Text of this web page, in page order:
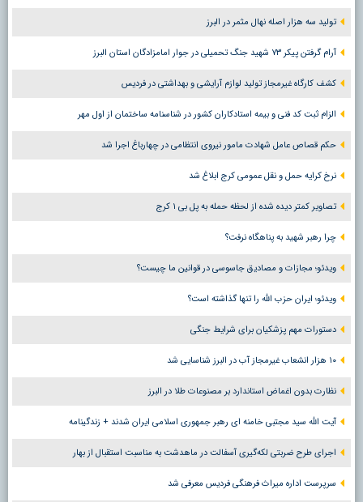
تولید سه هزار اصله نهال مثمر در البرز
آرام گرفتن پیکر ۷۳ شهید جنگ تحمیلی در جوار امامزادگان استان البرز
کشف کارگاه غیرمجاز تولید لوازم آرایشی و بهداشتی در فردیس
الزام ثبت کد فنی و بیمه استادکاران کشور در شناسنامه ساختمان از اول مهر
حکم قصاص عامل شهادت مامور نیروی انتظامی در چهارباغ اجرا شد
نرخ کرایه حمل و نقل عمومی کرج ابلاغ شد
تصاویر کمتر دیده شده از لحظه حمله به پل بی ۱ کرج
چرا رهبر شهید به پناهگاه نرفت؟
ویدئو؛ مجازات و مصادیق جاسوسی در قوانین ما چیست؟
ویدئو؛ ایران حزب الله را تنها گذاشته است؟
دستورات مهم پزشکیان برای شرایط جنگی
۱۰ هزار انشعاب غیرمجاز آب در البرز شناسایی شد
نظارت بدون اغماض استاندارد بر مصنوعات طلا در البرز
آیت الله سید مجتبی خامنه ای رهبر جمهوری اسلامی ایران شدند + زندگینامه
اجرای طرح ضربتی لکه‌گیری آسفالت در ماهدشت به مناسبت استقبال از بهار
سرپرست اداره میراث فرهنگی فردیس معرفی شد